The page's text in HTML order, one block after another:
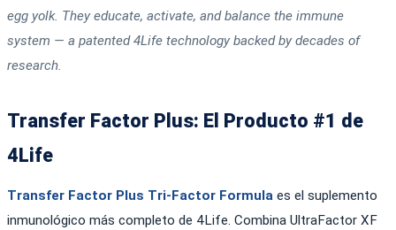
egg yolk. They educate, activate, and balance the immune
system — a patented 4Life technology backed by decades of
research.
Transfer Factor Plus: El Producto #1 de
4Life
Transfer Factor Plus Tri-Factor Formula es el suplemento
inmunológico más completo de 4Life. Combina UltraFactor XF